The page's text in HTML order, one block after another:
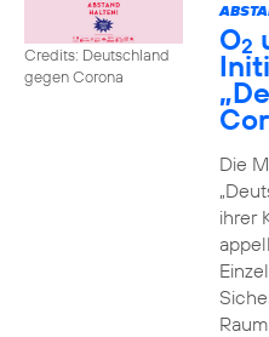
Credits: Deutschland
gegen Corona
O2
Die
ihrer